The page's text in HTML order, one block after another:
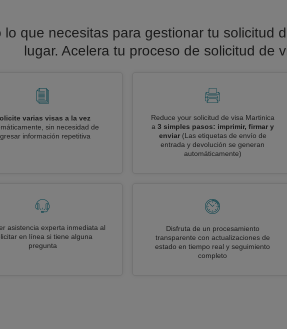
lo que necesitas para gestionar tu solicitud
lugar. Acelera tu proceso de solicitud de
varias visas a la vez
sin necesidad de
información repetitiva
Reduce your solicitud de visa Martinica
a 3 simples pasos: imprimir, firmar y
enviar (Las etiquetas de envío de
entrada y devolución se generan
automáticamente)
asistencia experta inmediata al
en línea si tiene alguna
pregunta
Disfruta de un procesamiento
transparente con actualizaciones de
estado en tiempo real y seguimiento
completo